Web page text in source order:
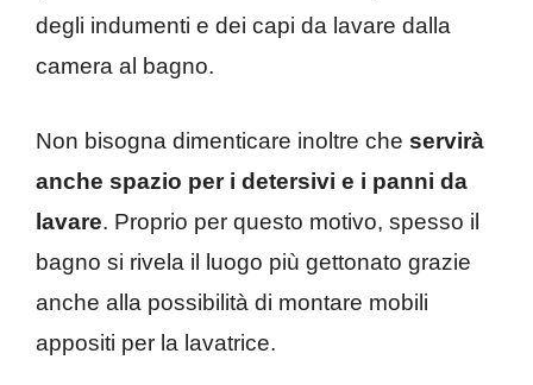
degli indumenti e dei capi da lavare dalla
camera al bagno.
Non bisogna dimenticare inoltre che servirà
anche spazio per i detersivi e i panni da
lavare. Proprio per questo motivo, spesso il
bagno si rivela il luogo più gettonato grazie
anche alla possibilità di montare mobili
appositi per la lavatrice.